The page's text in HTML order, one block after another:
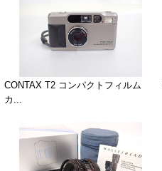
CONTAX T2 コンパクトフィルム
カ...